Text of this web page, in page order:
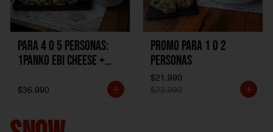
Para 4 o 5 personas:
1Panko Ebi Cheese +
Sake + 1Avocado Beto
1Katzu de Pollo
$36.990
Promo Para 1 o 2
personas
$21.990
$23.990